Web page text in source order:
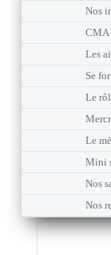
Nos
CMA
Les
Se
Le
Le
Mini
Nos
Nos